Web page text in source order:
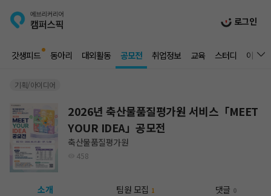
로그인
갓생피드 동아리 대외활동 공모전 취업정보 교육 스터디 이벤트
기획/아이디어
2026년 축산물품질평가원 서비스「MEET
YOUR IDEA」공모전
축산물품질평가원
458
소개 팀원 모집 1 댓글 0